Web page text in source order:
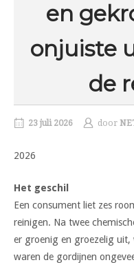
en
onjuiste
de
23 juli 2026 door
2026
Het geschil
Een consument liet zes
reinigen. Na twee
er groenig en groezelig
waren de gordijnen